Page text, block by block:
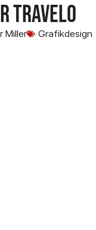
Travelo
Miller Grafikdesign